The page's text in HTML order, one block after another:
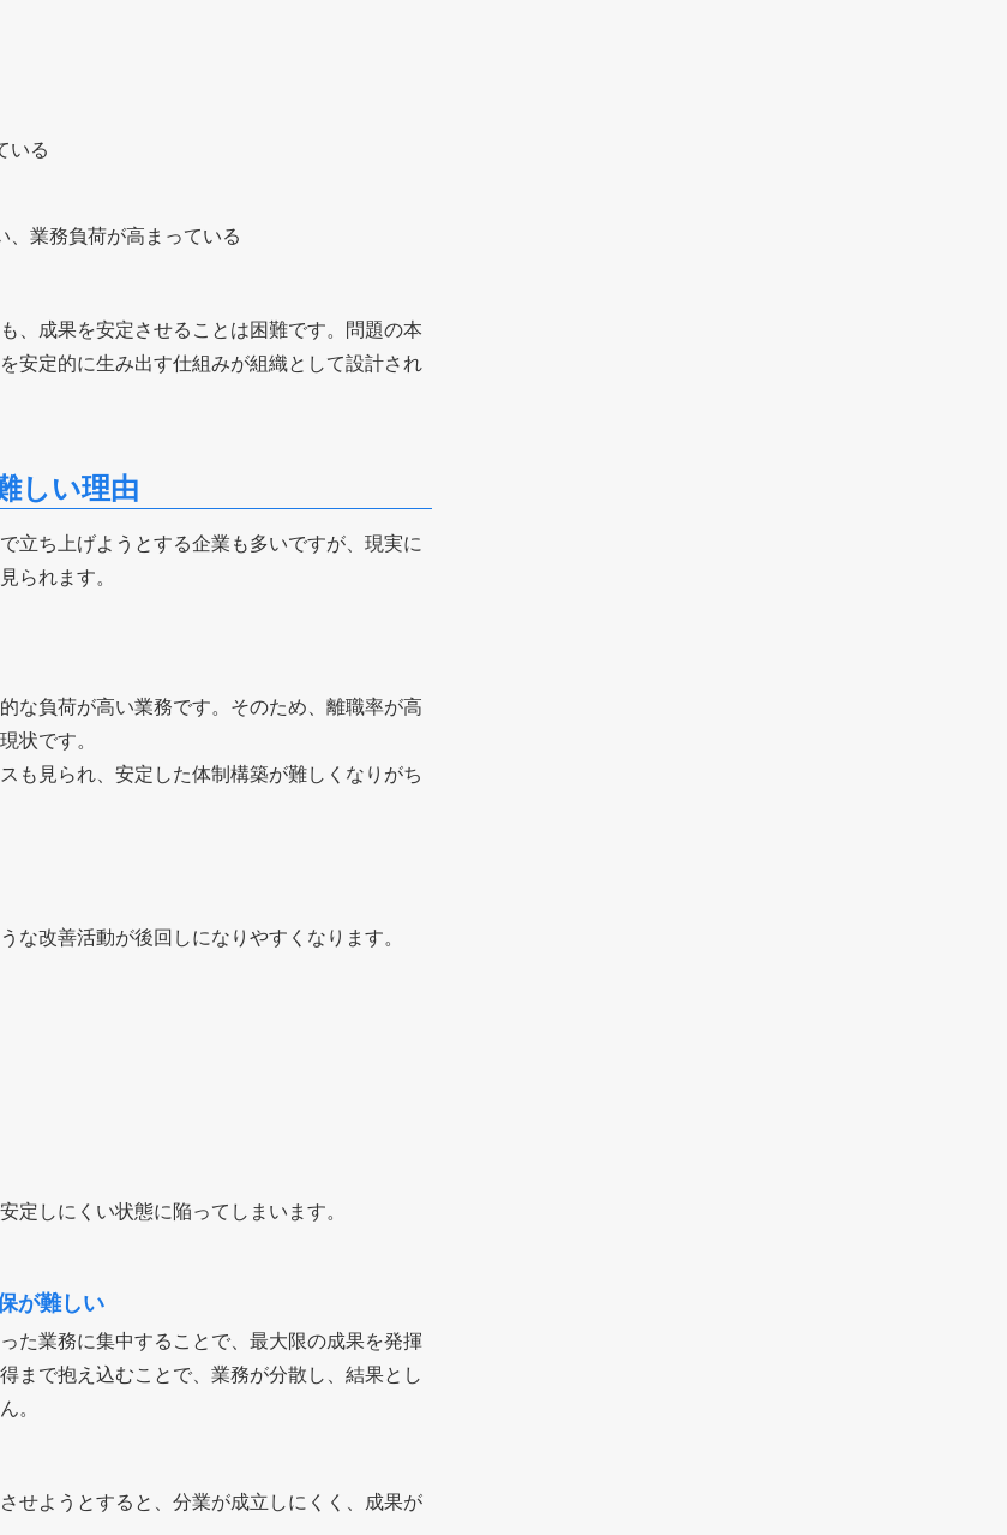
いる
、業務負荷が高まっている
、成果を安定させることは困難です。問題の本
安定的に生み出す仕組みが組織として設計され
しい理由
立ち上げようとする企業も多いですが、現実に
られます。
な負荷が高い業務です。そのため、離職率が高
状です。
も見られ、安定した体制構築が難しくなりがち
な改善活動が後回しになりやすくなります。
定しにくい状態に陥ってしまいます。
が難しい
た業務に集中することで、最大限の成果を発揮
まで抱え込むことで、業務が分散し、結果とし
。
せようとすると、分業が成立しにくく、成果が